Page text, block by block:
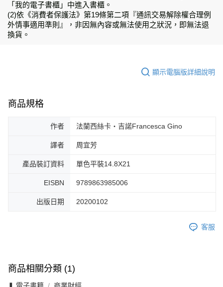
「我的電子書櫃」中進入書櫃。
(2)依《消費者保護法》第19條第二項『通訊交易解除權合理例
外情事適用準則』，非因無內容或無法使用之狀況，即無法退
換貨。
顯示電腦版詳細說明
商品規格
作者 法蘭西絲卡‧吉諾Francesca Gino
譯者 周宜芳
產品裝訂資料 單色平裝14.8X21
EISBN 9789863985006
出版日期 20200102
客服
商品相關分類 (1)